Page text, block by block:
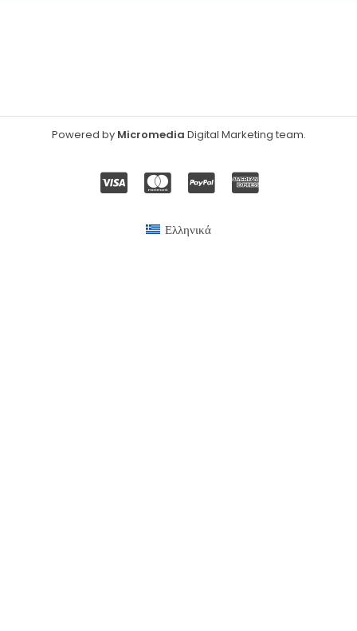
Powered by Micromedia Digital Marketing team.
Ελληνικά